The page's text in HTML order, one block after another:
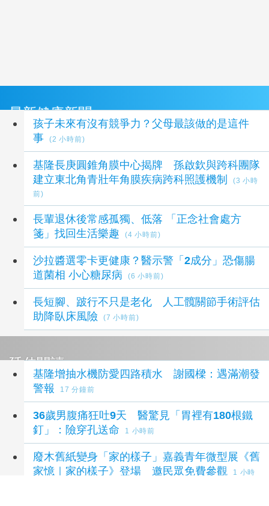
最新健康新聞
孩子未來有沒有競爭力？父母最該做的是這件
事
(2 小時前)
基隆長庚圓錐角膜中心揭牌 孫啟欽與跨科團隊
建立東北角青壯年角膜疾病跨科照護機制
(3 小時
前)
長輩退休後常感孤獨、低落 「正念社會處方
箋」找回生活樂趣
(4 小時前)
沙拉醬選零卡更健康？醫示警「2成分」恐傷腸
道菌相 小心糖尿病
(6 小時前)
長短腳、跛行不只是老化 人工髖關節手術評估
助降臥床風險
(7 小時前)
延伸閱讀
基隆增抽水機防愛四路積水 謝國樑：遇滿潮發
警報
17 分鐘前
36歲男腹痛狂吐9天 醫驚見「胃裡有180根鐵
釘」：險穿孔送命
1 小時前
廢木舊紙變身「家的樣子」嘉義青年微型展《舊
家憶｜家的樣子》登場 邀民眾免費參觀
1 小時